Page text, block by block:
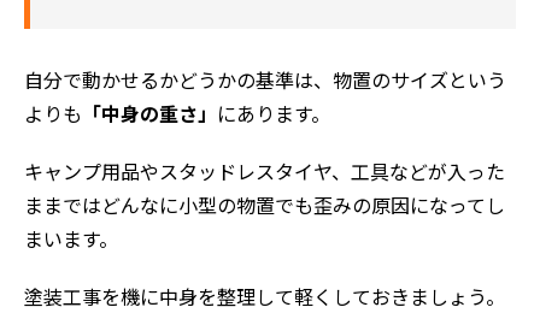
自分で動かせるかどうかの基準は、物置のサイズという
よりも
「中身の重さ」 にあります。
キャンプ用品やスタッドレスタイヤ、工具などが入った
ままではどんなに小型の物置でも歪みの原因になってし
まいます。
塗装工事を機に中身を整理して軽くしておきましょう。